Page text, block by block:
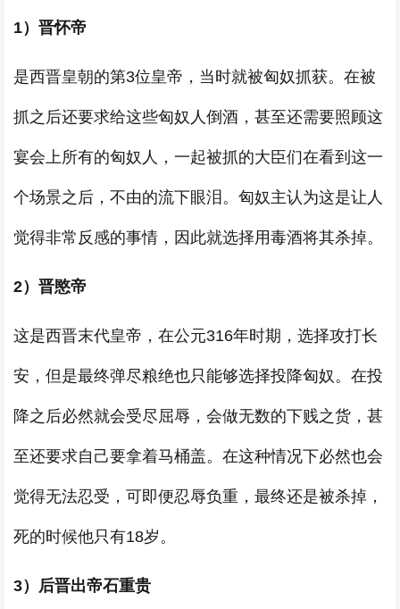
1）晋怀帝
是西晋皇朝的第3位皇帝，当时就被匈奴抓获。在被
抓之后还要求给这些匈奴人倒酒，甚至还需要照顾这
宴会上所有的匈奴人，一起被抓的大臣们在看到这一
个场景之后，不由的流下眼泪。匈奴主认为这是让人
觉得非常反感的事情，因此就选择用毒酒将其杀掉。
2）晋愍帝
这是西晋末代皇帝，在公元316年时期，选择攻打长
安，但是最终弹尽粮绝也只能够选择投降匈奴。在投
降之后必然就会受尽屈辱，会做无数的下贱之货，甚
至还要求自己要拿着马桶盖。在这种情况下必然也会
觉得无法忍受，可即便忍辱负重，最终还是被杀掉，
死的时候他只有18岁。
3）后晋出帝石重贵